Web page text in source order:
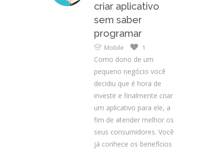
criar aplicativo
sem saber
programar
Mobile 1
Como dono de um
pequeno negócio você
decidiu que é hora de
investir e finalmente criar
um aplicativo para ele, a
fim de atender melhor os
seus consumidores. Você
já conhece os benefícios